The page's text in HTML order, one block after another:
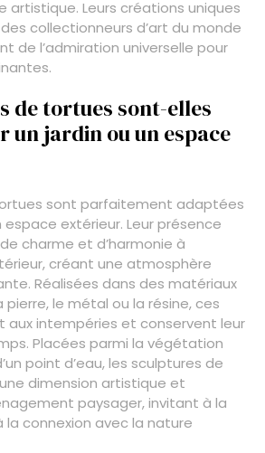
artistique. Leurs créations uniques
collectionneurs d’art du monde
de l’admiration universelle pour
de tortues sont-elles
un jardin ou un espace
sont parfaitement adaptées
espace extérieur. Leur présence
charme et d’harmonie à
créant une atmosphère
Réalisées dans des matériaux
le métal ou la résine, ces
aux intempéries et conservent leur
Placées parmi la végétation
point d’eau, les sculptures de
dimension artistique et
paysager, invitant à la
connexion avec la nature